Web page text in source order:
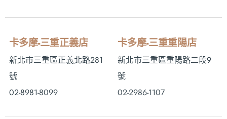
卡多摩-三重正義店
新北市三重區正義北路281
號
02-8981-8099
卡多摩-三重重陽店
新北市三重區重陽路二段9
號
02-2986-1107